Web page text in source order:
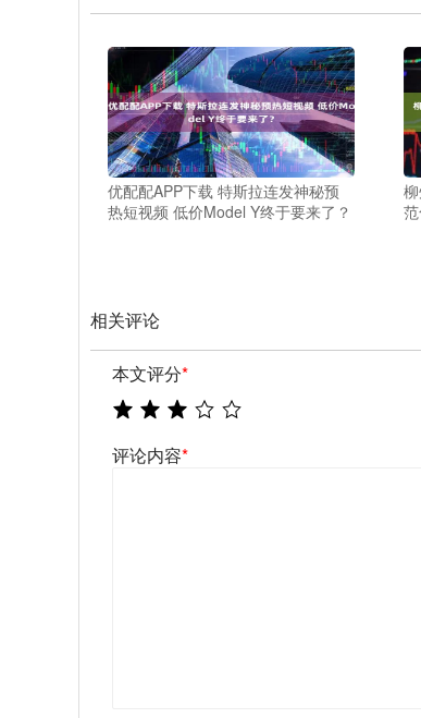
优配配APP下载 特斯拉连发神秘预
热短视频 低价Model Y终于要来了？
相关评论
本文评分*
评论内容*